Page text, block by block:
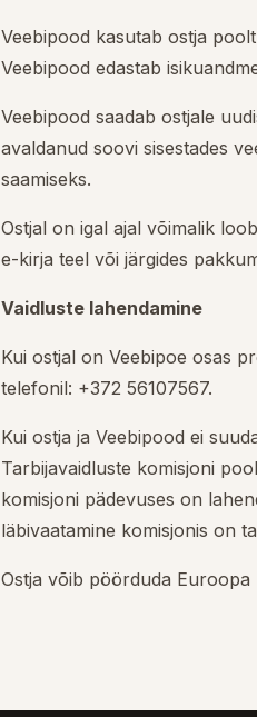
Veebipood kasutab ostja
Veebipood edastab
Veebipood saadab ostjale
avaldanud soovi sisestades
saamiseks.
Ostjal on igal ajal võimalik
e-kirja teel või järgides
Vaidluste lahendamine
Kui ostjal on Veebipoe osas
telefonil: +372 56107567.
Kui ostja ja Veebipood ei
Tarbijavaidluste komisjoni
komisjoni pädevuses on
läbivaatamine komisjonis on
Ostja võib pöörduda